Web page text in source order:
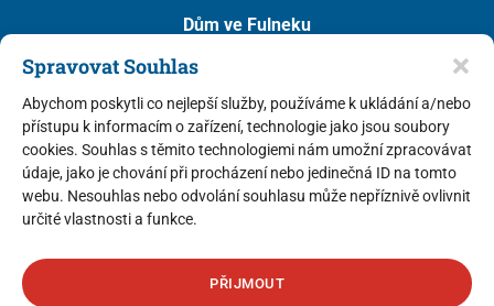
Spravovat Souhlas
Abychom poskytli co nejlepší služby, používáme k ukládání a/nebo
přístupu k informacím o zařízení, technologie jako jsou soubory
cookies. Souhlas s těmito technologiemi nám umožní zpracovávat
údaje, jako je chování při procházení nebo jedinečná ID na tomto
webu. Nesouhlas nebo odvolání souhlasu může nepříznivě ovlivnit
určité vlastnosti a funkce.
PŘIJMOUT
Dům ve Fulneku
742 45 Fulnek
P. Mariusz Leszko, SAC(představený v ČR)
P. Tomasz Kazański, SAC
tel.+420 733 741 850